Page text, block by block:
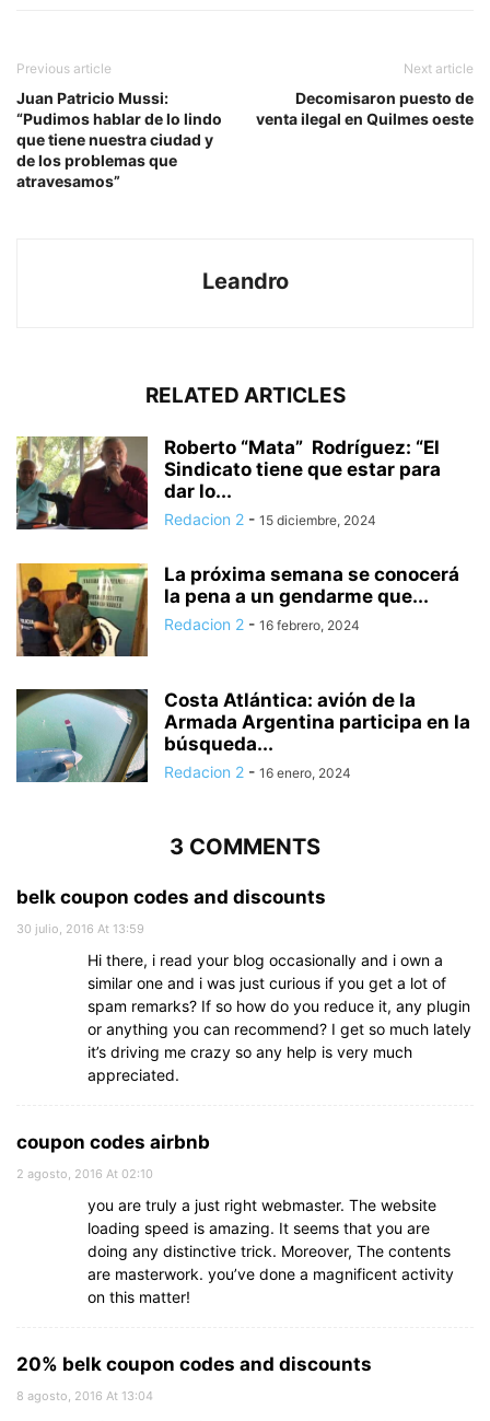
Previous article
Juan Patricio Mussi:
“Pudimos hablar de lo lindo
que tiene nuestra ciudad y
de los problemas que
atravesamos”
Next article
Decomisaron puesto de
venta ilegal en Quilmes oeste
Leandro
RELATED ARTICLES
Roberto “Mata” Rodríguez: “El
Sindicato tiene que estar para
dar lo...
Redacion 2 - 15 diciembre, 2024
La próxima semana se conocerá
la pena a un gendarme que...
Redacion 2 - 16 febrero, 2024
Costa Atlántica: avión de la
Armada Argentina participa en la
búsqueda...
Redacion 2 - 16 enero, 2024
3 COMMENTS
belk coupon codes and discounts
30 julio, 2016 At 13:59
Hi there, i read your blog occasionally and i own a
similar one and i was just curious if you get a lot of
spam remarks? If so how do you reduce it, any plugin
or anything you can recommend? I get so much lately
it’s driving me crazy so any help is very much
appreciated.
coupon codes airbnb
2 agosto, 2016 At 02:10
you are truly a just right webmaster. The website
loading speed is amazing. It seems that you are
doing any distinctive trick. Moreover, The contents
are masterwork. you’ve done a magnificent activity
on this matter!
20% belk coupon codes and discounts
8 agosto, 2016 At 13:04